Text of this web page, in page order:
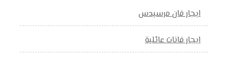
ايجار فان مرسيدس
ايجار فانات عائلية